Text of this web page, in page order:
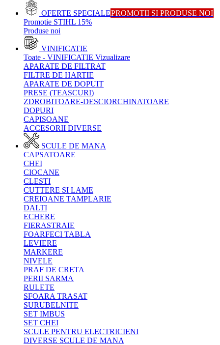
OFERTE SPECIALEPROMOTII SI PRODUSE NOI
Promotie STIHL 15%
Produse noi
VINIFICATIE
Toate - VINIFICATIE Vizualizare
APARATE DE FILTRAT
FILTRE DE HARTIE
APARATE DE DOPUIT
PRESE (TEASCURI)
ZDROBITOARE-DESCIORCHINATOARE
DOPURI
CAPISOANE
ACCESORII DIVERSE
SCULE DE MANA
CAPSATOARE
CHEI
CIOCANE
CLESTI
CUTTERE SI LAME
CREIOANE TAMPLARIE
DALTI
ECHERE
FIERASTRAIE
FOARFECI TABLA
LEVIERE
MARKERE
NIVELE
PRAF DE CRETA
PERII SARMA
RULETE
SFOARA TRASAT
SURUBELNITE
SET IMBUS
SET CHEI
SCULE PENTRU ELECTRICIENI
DIVERSE SCULE DE MANA